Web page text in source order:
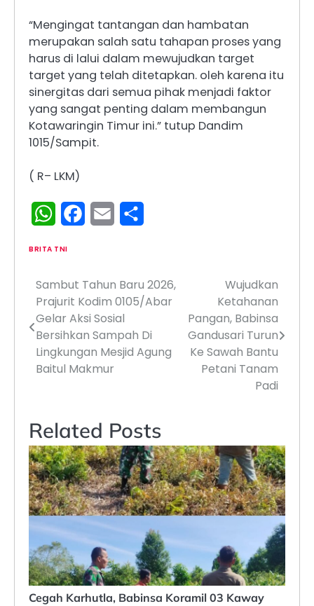
“Mengingat tantangan dan hambatan
merupakan salah satu tahapan proses yang
harus di lalui dalam mewujudkan target
target yang telah ditetapkan. oleh karena itu
sinergitas dari semua pihak menjadi faktor
yang sangat penting dalam membangun
Kotawaringin Timur ini.” tutup Dandim
1015/Sampit.
( R– LKM)
WhatsAppFacebook
Email
BRITA TNI
Navigasi
pos
Sambut Tahun Baru 2026,
Prajurit Kodim 0105/Abar
Gelar Aksi Sosial
Bersihkan Sampah Di
Lingkungan Mesjid Agung
Baitul Makmur
Wujudkan
Ketahanan
Pangan, Babinsa
Gandusari Turun
Ke Sawah Bantu
Petani Tanam
Padi
Related Posts
Cegah Karhutla, Babinsa Koramil 03 Kaway